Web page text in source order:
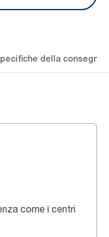
della consegna
come i centri